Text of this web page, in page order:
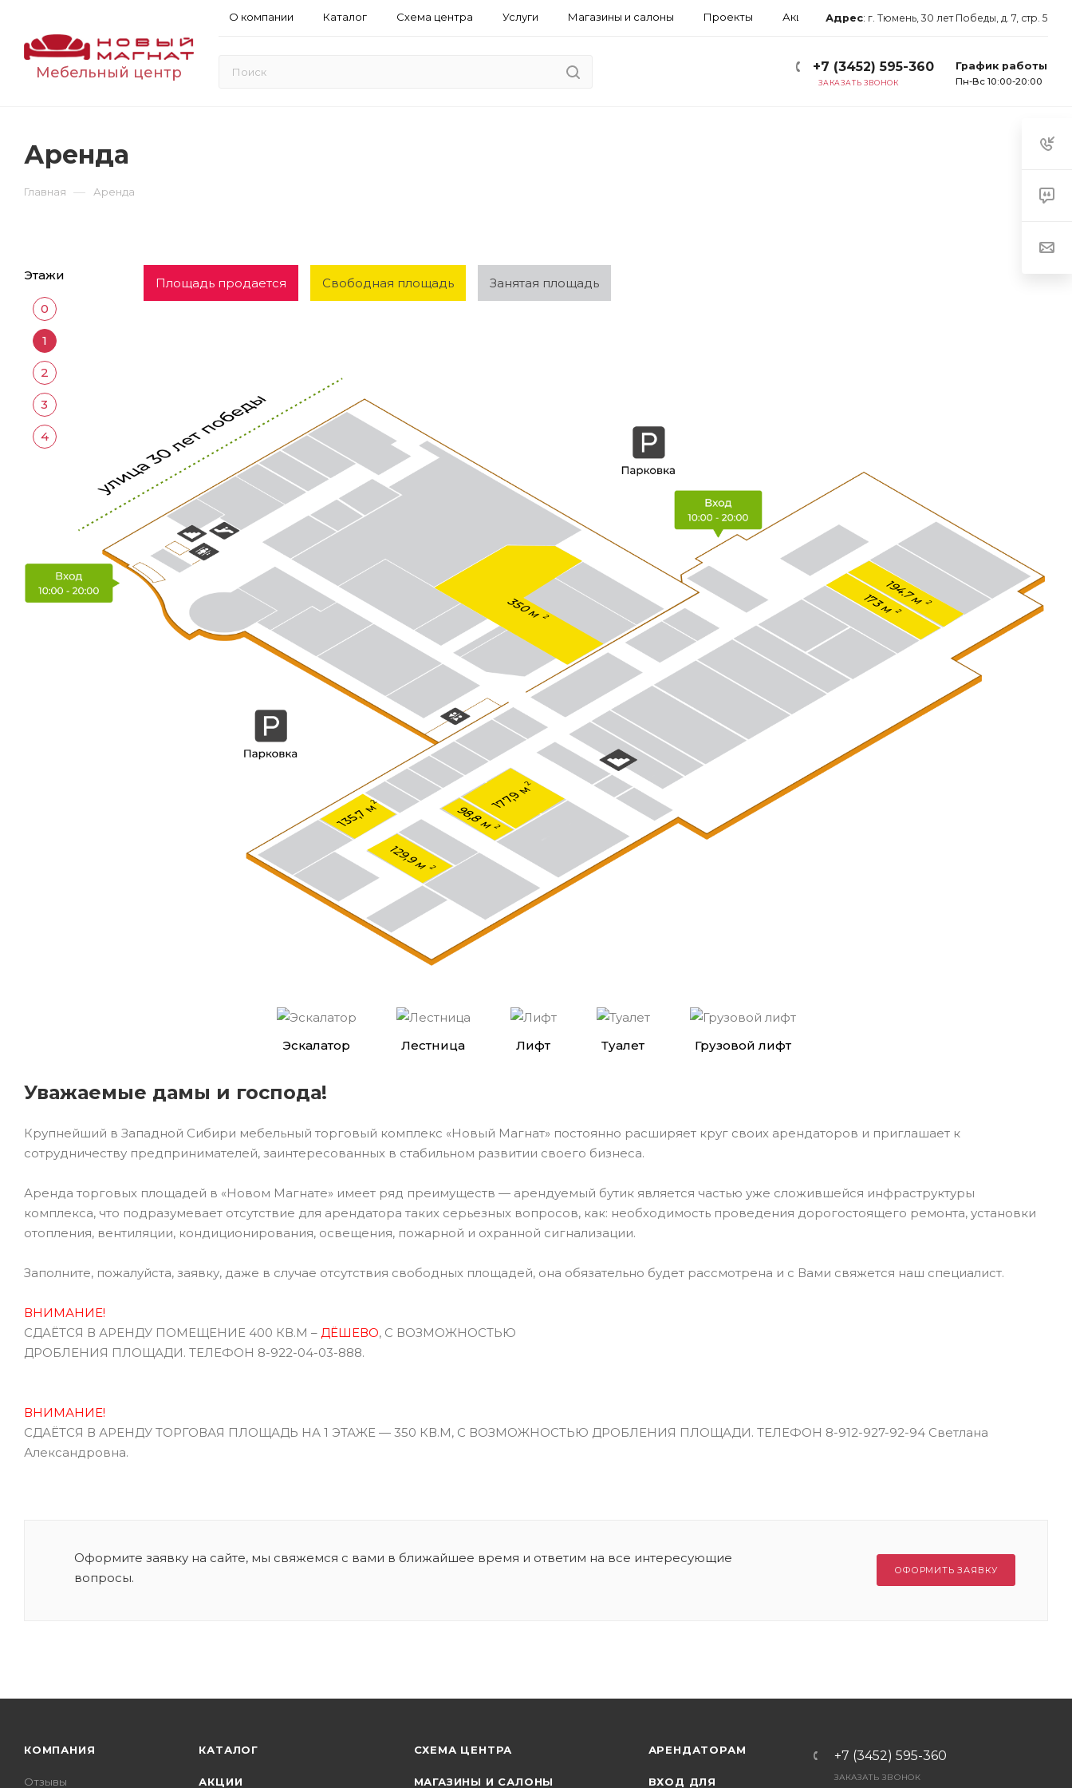
Мебельный центр
О компании Каталог Схема центра Услуги Магазины и салоны Проекты Акции Блог Арендаторам Контакты
Адрес: г. Тюмень, 30 лет Победы, д. 7, стр. 5
График работы
Пн-Вс 10:00-20:00
+7 (3452) 595-360
ЗАКАЗАТЬ ЗВОНОК
Аренда
Главная — Аренда
Этажи
0
1
2
3
4
Площадь продается Свободная площадь Занятая площадь
173 м2
194.7 м2
98,8 м2
135,7 м
2
129,9 м2
177,9 м
2
350 м2
Эскалатор Лестница Лифт Туалет Грузовой лифт
Уважаемые дамы и господа!
Крупнейший в Западной Сибири мебельный торговый комплекс «Новый Магнат» постоянно расширяет круг своих арендаторов и приглашает к
сотрудничеству предпринимателей, заинтересованных в стабильном развитии своего бизнеса.
Аренда торговых площадей в «Новом Магнате» имеет ряд преимуществ — арендуемый бутик является частью уже сложившейся инфраструктуры
комплекса, что подразумевает отсутствие для арендатора таких серьезных вопросов, как: необходимость проведения дорогостоящего ремонта, установки
отопления, вентиляции, кондиционирования, освещения, пожарной и охранной сигнализации.
Заполните, пожалуйста, заявку, даже в случае отсутствия свободных площадей, она обязательно будет рассмотрена и с Вами свяжется наш специалист.
ВНИМАНИЕ!
СДАЁТСЯ В АРЕНДУ ПОМЕЩЕНИЕ 400 КВ.М – ДЁШЕВО, С ВОЗМОЖНОСТЬЮ
ДРОБЛЕНИЯ ПЛОЩАДИ. ТЕЛЕФОН 8-922-04-03-888.
ВНИМАНИЕ!
СДАЁТСЯ В АРЕНДУ ТОРГОВАЯ ПЛОЩАДЬ НА 1 ЭТАЖЕ — 350 КВ.М, С ВОЗМОЖНОСТЬЮ ДРОБЛЕНИЯ ПЛОЩАДИ. ТЕЛЕФОН 8-912-927-92-94 Светлана
Александровна.
Оформите заявку на сайте, мы свяжемся с вами в ближайшее время и ответим на все интересующие
вопросы.
ОФОРМИТЬ ЗАЯВКУ
КОМПАНИЯ
Отзывы
КАТАЛОГ
АКЦИИ
СХЕМА ЦЕНТРА
МАГАЗИНЫ И САЛОНЫ
АРЕНДАТОРАМ
ВХОД ДЛЯ
+7 (3452) 595-360
ЗАКАЗАТЬ ЗВОНОК